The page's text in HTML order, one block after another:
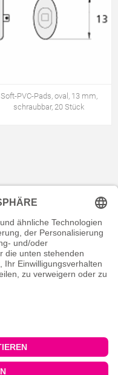
Soft-PVC-Pads, oval, 13 mm,
schraubbar, 20 Stück